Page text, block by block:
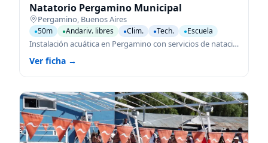
Natatorio Pergamino Municipal
Pergamino Buenos Aires
●50m ●Andariv. libres ●Clim. ●Tech. ●Escuela
Instalación acuática en Pergamino con servicios de natación para todas las edades.
Ver ficha →